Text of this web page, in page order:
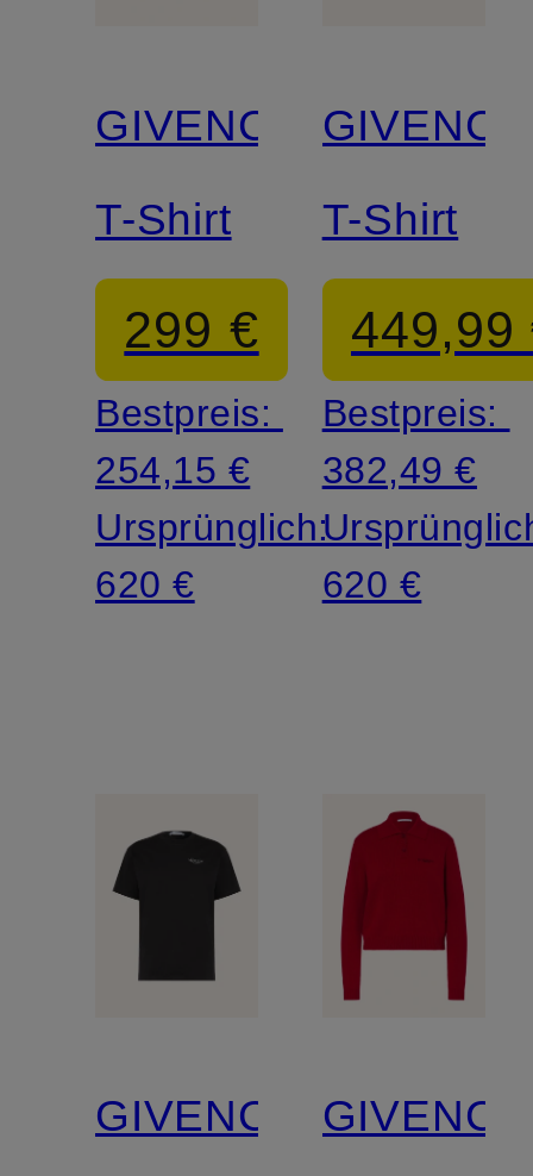
GIVENCHY
T-Shirt
299 €
Bestpreis:
254,15 €
Ursprünglich:
620 €
T-Shirt
449,99
Bestpreis:
382,49 €
620 €
GIVENCHY